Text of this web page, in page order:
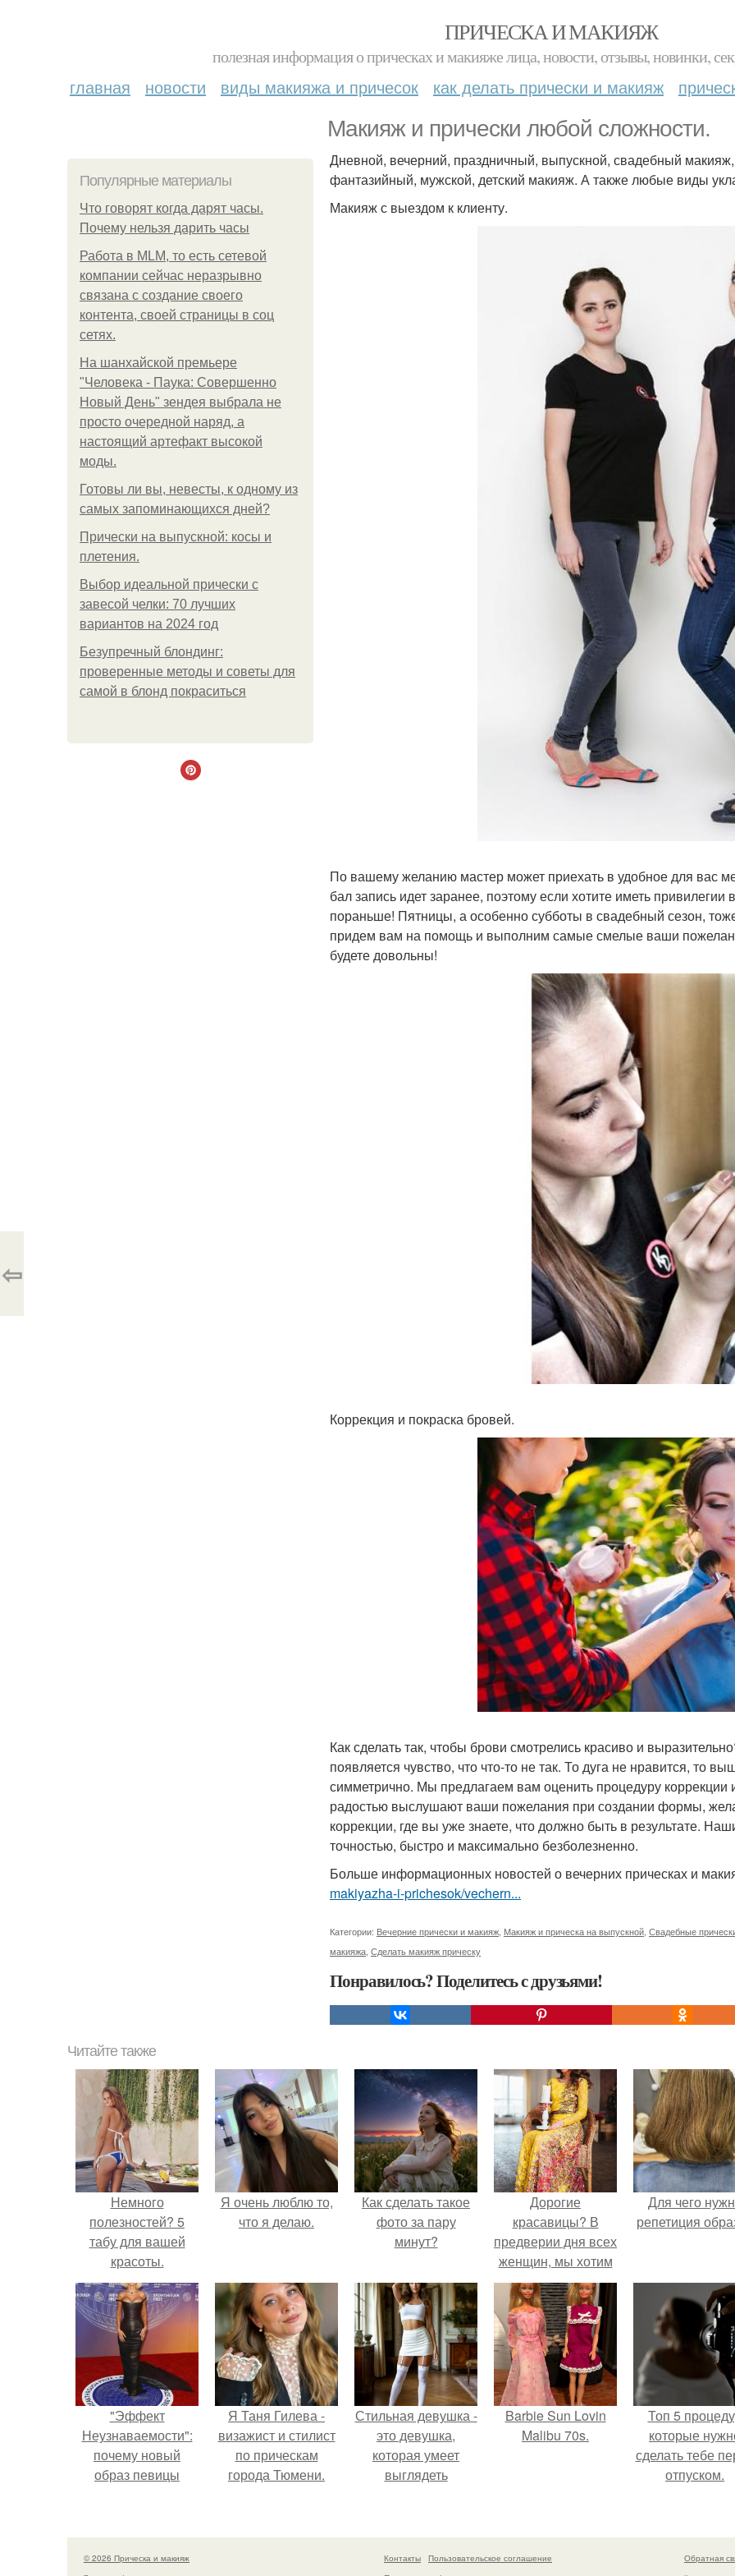
ПРИЧЕСКА И МАКИЯЖ
полезная информация о прическах и макияже лица, новости, отзывы, новинки,
главная новости виды макияжа и причесок как делать прически и макияж
Макияж и прически любой сложности.
Популярные материалы
Что говорят когда дарят часы.
Почему нельзя дарить часы
Работа в MLM, то есть сетевой
компании сейчас неразрывно
связана с создание своего
контента, своей страницы в соц
сетях.
На шанхайской премьере
"Человека - Паука: Совершенно
Новый День" зендея выбрала не
просто очередной наряд, а
настоящий артефакт высокой
моды.
Готовы ли вы, невесты, к одному из
самых запоминающихся дней?
Прически на выпускной: косы и
плетения.
Выбор идеальной прически с
завесой челки: 70 лучших
вариантов на 2024 год
Безупречный блондинг:
проверенные методы и советы для
самой в блонд покраситься
Дневной, вечерний, праздничный, выпускной, свадебный
фантазийный, мужской, детский макияж. А также любые виды
Макияж с выездом к клиенту.
По вашему желанию мастер может приехать в удобное для вас
бал запись идет заранее, поэтому если хотите иметь
пораньше! Пятницы, а особенно субботы в свадебный сезон,
придем вам на помощь и выполним самые смелые ваши
будете довольны!
Коррекция и покраска бровей.
Как сделать так, чтобы брови смотрелись красиво и
появляется чувство, что что-то не так. То дуга не нравится, то
симметрично. Мы предлагаем вам оценить процедуру
радостью выслушают ваши пожелания при создании формы,
коррекции, где вы уже знаете, что должно быть в результате.
точностью, быстро и максимально безболезненно.
Больше информационных новостей о вечерних прическах и
makiyazha-i-prichesok/vechern...
Категории: Вечерние прически и макияж Макияж и прическа на выпускной Свадебные
макияжа Сделать макияж прическу
Понравилось? Поделитесь с друзьями!
⇦
Читайте также
Немного
полезностей? 5
табу для вашей
красоты.
Я очень люблю то,
что я делаю.
Как сделать такое
фото за пару
минут?
Дорогие
красавицы? В
предверии дня всех
женщин, мы хотим
сообщит вам, что:
Для чего
репетиция
"Эффект
Неузнаваемости":
почему новый
образ певицы
возможного?
Я Таня Гилева -
визажист и стилист
по прическам
города Тюмени.
Стильная девушка -
это девушка,
которая умеет
выглядеть
ситуации.
Barbie Sun Lovin
Malibu 70s.
Топ 5
которые
сделать тебе
отпуском.
© 2026 Прическа и макияж Контакты
Пользовательское соглашение
Обратная